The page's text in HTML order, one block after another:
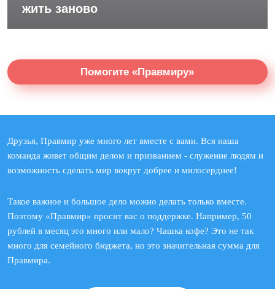
жить заново
Помогите «Правмиру»
Друзья, Правмир уже много лет вместе с вами. Вся наша
команда живет общим делом и призванием - служение людям и
возможность сделать мир вокруг добрее и милосерднее!
Такое важное и большое дело можно делать только вместе.
Поэтому «Правмир» просит вас о поддержке. Например, 50
рублей в месяц это много или мало? Чашка кофе? Это не так
много для семейного бюджета, но это значительная сумма для
Правмира.